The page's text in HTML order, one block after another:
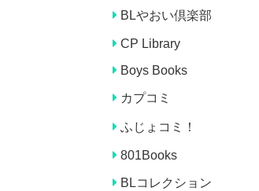
BLやおい倶楽部
CP Library
Boys Books
カプコミ
ふじょコミ！
801Books
BLコレクション